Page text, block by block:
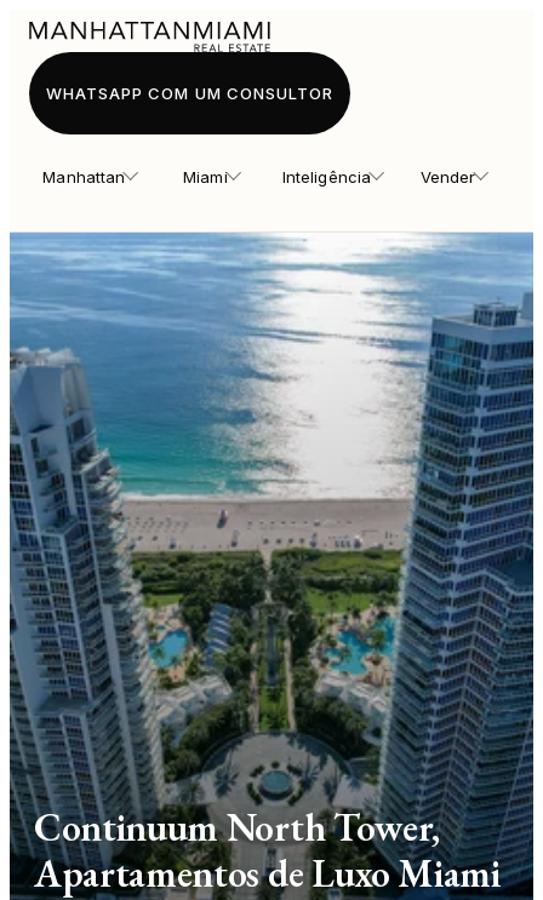
Manhattan Miami Inteligência Vender
WHATSAPP COM UM CONSULTOR
Continuum North Tower,
Apartamentos de Luxo Miami